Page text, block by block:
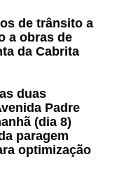
de trânsito a
a obras de
da Cabrita
duas
Padre
(dia 8)
paragem
optimização